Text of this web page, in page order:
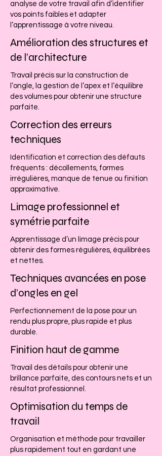
analyse de votre travail afin d’identifier
vos points faibles et adapter
l’apprentissage à votre niveau.
Amélioration des structures et
de l’architecture
Travail précis sur la construction de
l’ongle, la gestion de l’apex et l’équilibre
des volumes pour obtenir une structure
parfaite.
Correction des erreurs
techniques
Identification et correction des défauts
fréquents : décollements, formes
irrégulières, manque de tenue ou finition
approximative.
Limage professionnel et
symétrie parfaite
Apprentissage d’un limage précis pour
obtenir des formes régulières, équilibrées
et nettes.
Techniques avancées en pose
d’ongles en gel
Perfectionnement de la pose pour un
rendu plus propre, plus rapide et plus
durable.
Finition haut de gamme
Travail des détails pour obtenir une
brillance parfaite, des contours nets et un
résultat professionnel.
Optimisation du temps de
travail
Organisation et méthode pour travailler
plus rapidement tout en gardant une